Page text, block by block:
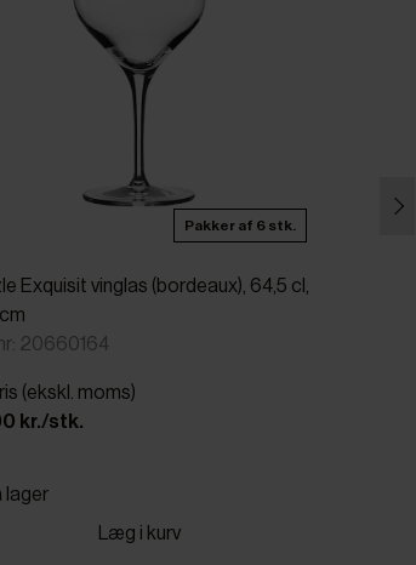
Pakker af 6 stk.
Exquisit vinglas (bordeaux), 64,5 cl,
20660164
(ekskl. moms)
kr./stk.
lager
Læg i kurv